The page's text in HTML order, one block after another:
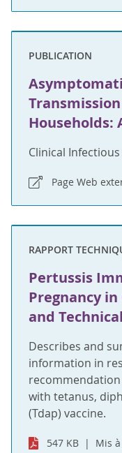
PUBLICATION
Households:
Clinical
Page Web
RAPPORT
Pertussis
Pregnancy
and
Describes and
information in
with tetanus,
(Tdap) vaccine.
547 KB Mis